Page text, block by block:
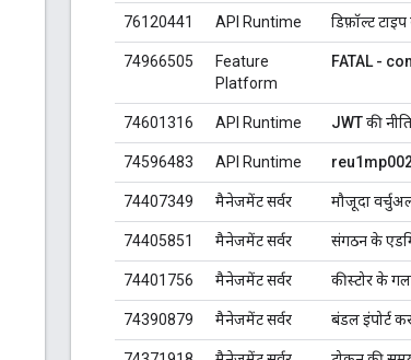
76120441 API Runtime डिफ़ॉल्ट
74966505
Feature
Platform
FATAL -
74601316 API Runtime JWT की
74596483 API Runtime
74407349 मैनेजमेंट सर्वर मौजूदा
74405851 मैनेजमेंट सर्वर संगठन के
74401756 मैनेजमेंट सर्वर कीस्टोर के
74390879 मैनेजमेंट सर्वर बंडल इंपोर्ट